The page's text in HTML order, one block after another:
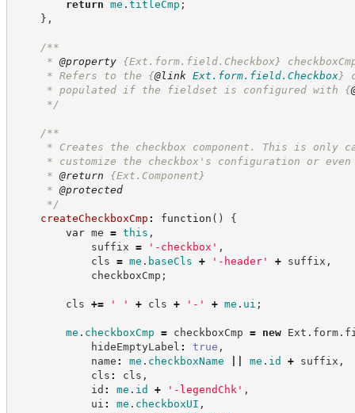
return me . titleCmp ;
} ,
/**
* @property {Ext.form.field.Checkbox}
* Refers to the {@link Ext.form.field.Checkbox}
* populated if the fieldset is configured with {
*/
/**
* Creates the checkbox component. This is only
* customize the checkbox's configuration or even
* @return
{Ext.Component}
* @protected
*/
createCheckboxCmp : function ( )
{
var me = this ,
suffix = ' -checkbox ' ,
cls = me . baseCls + ' -header' + suffix ,
checkboxCmp ;
cls += ' ' + cls + ' - ' + me . ui ;
me . checkboxCmp = checkboxCmp = new Ext . form.
hideEmptyLabel : true ,
name : me . checkboxName me . id + suffix ,
cls : cls ,
id : me . id + ' -legendChk ' ,
ui : me . checkboxUI ,